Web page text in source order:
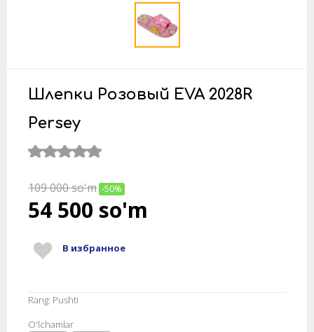
Шлепки Розовый EVA 2028R
Persey
109 000so'm -50%
54 500 so'm
В избранное
Rang: Pushti
O'lchamlar